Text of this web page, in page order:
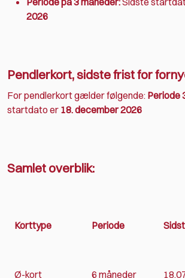
2026
Pendlerkort, sidste frist for
For pendlerkort gælder følgende: Periode
startdato er 18. december 2026
Samlet overblik:
Korttype Periode
Ø-kort 6 måneder